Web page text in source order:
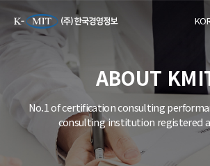
ABOUT
No.1 of certification consulting
consulting institution registered